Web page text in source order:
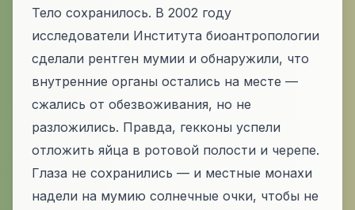
Тело сохранилось. В 2002 году
исследователи Института биоантропологии
сделали рентген мумии и обнаружили, что
внутренние органы остались на месте —
сжались от обезвоживания, но не
разложились. Правда, гекконы успели
отложить яйца в ротовой полости и черепе.
Глаза не сохранились — и местные монахи
надели на мумию солнечные очки, чтобы не